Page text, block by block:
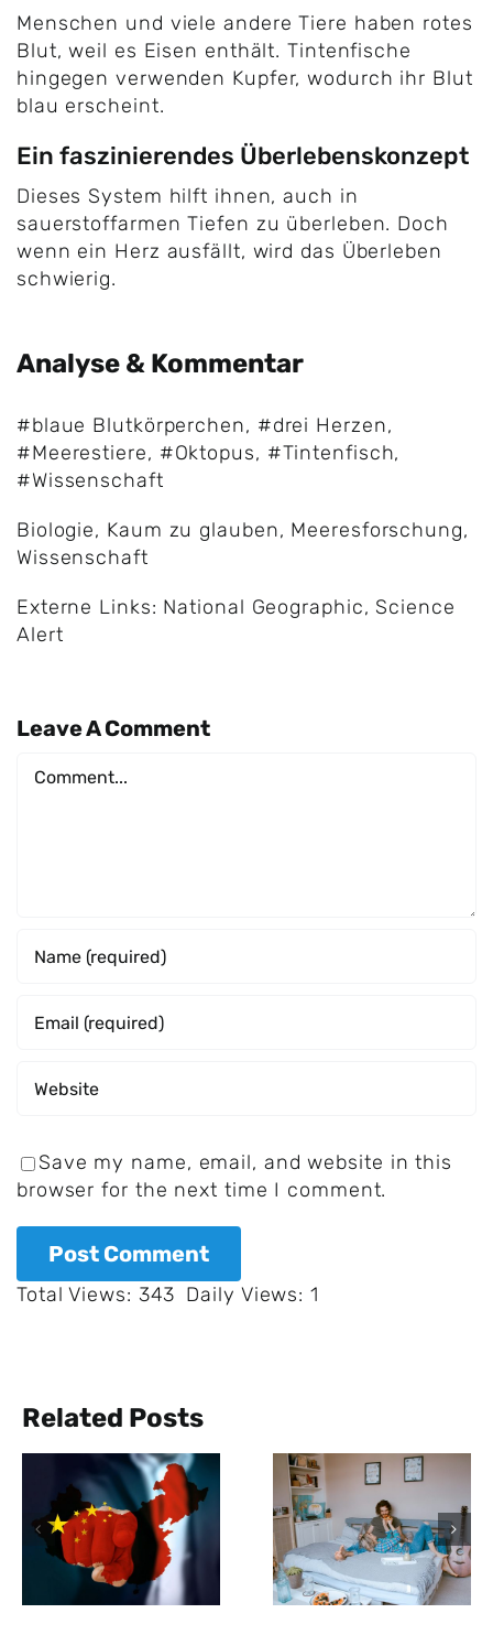
Menschen und viele andere Tiere haben rotes
Blut, weil es Eisen enthält. Tintenfische
hingegen verwenden Kupfer, wodurch ihr Blut
blau erscheint.
Ein faszinierendes Überlebenskonzept
Dieses System hilft ihnen, auch in
sauerstoffarmen Tiefen zu überleben. Doch
wenn ein Herz ausfällt, wird das Überleben
schwierig.
Analyse & Kommentar
#blaue Blutkörperchen, #drei Herzen,
#Meerestiere, #Oktopus, #Tintenfisch,
#Wissenschaft
Biologie, Kaum zu glauben, Meeresforschung,
Wissenschaft
Externe Links: National Geographic, Science
Alert
Leave A Comment
Comment
Save my name, email, and website in this
browser for the next time I comment.
Total Views: 343 Daily Views: 1
Related Posts
Das
menschliche
Gehirn
reagiert auf
Musik ähnlich
wie auf Essen
und S*x,
Der BND
über den
Corona
Pandemie-
Ursprung